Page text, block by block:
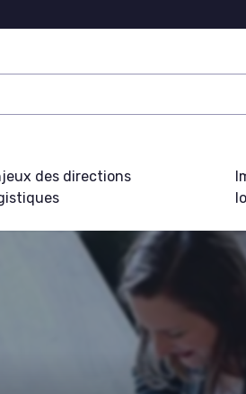
des directions